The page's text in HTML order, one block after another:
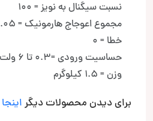
نسبت سیگنال به نویز = 100
مجموع اعوجاج هارمونیک = 0.05%
خطا = 0
حساسیت ورودی =0.3 تا 6 ولت
وزن = 1.5 کیلوگرم
برای دیدن محصولات دیگراینجا